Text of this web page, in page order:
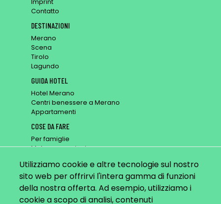
Contatto
DESTINAZIONI
Merano
Scena
Tirolo
Lagundo
GUIDA HOTEL
Hotel Merano
Centri benessere a Merano
Appartamenti
COSE DA FARE
Per famiglie
Mete x escursioni
Passeggiate
BLOG
Utilizziamo cookie e altre tecnologie sul nostro
sito web per offrirvi l'intera gamma di funzioni
della nostra offerta. Ad esempio, utilizziamo i
cookie a scopo di analisi, contenuti